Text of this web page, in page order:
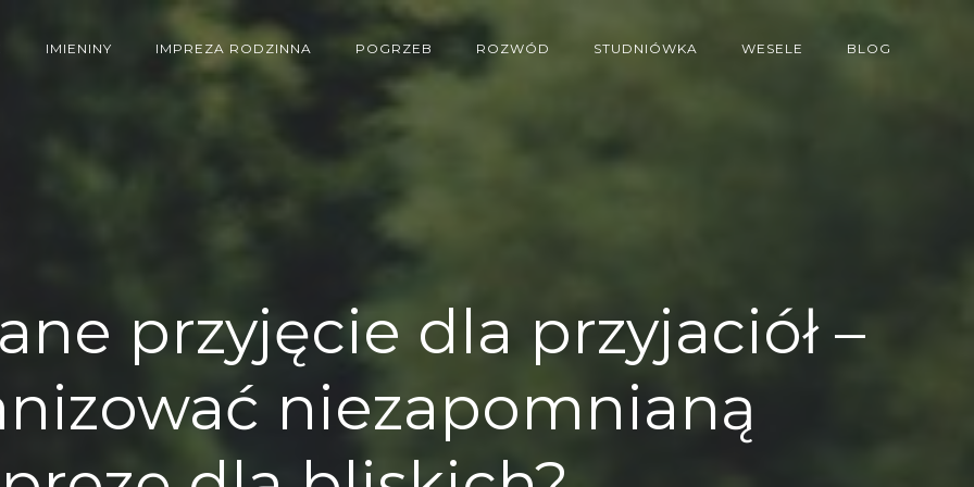
IMIENINY IMPREZA RODZINNA POGRZEB ROZWÓD STUDNIÓWKA WESELE BLOG
przyjęcie dla przyjaciół –
niezapomnianą